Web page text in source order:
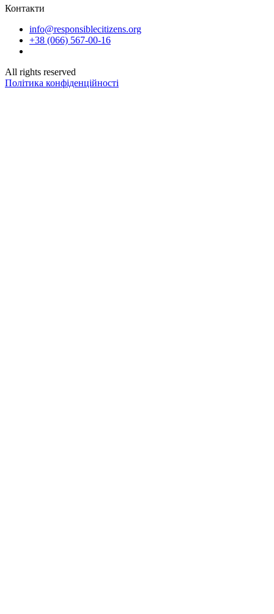
Контакти
info@responsiblecitizens.org
+38 (066) 567-00-16
All rights reserved
Політика конфіденційності